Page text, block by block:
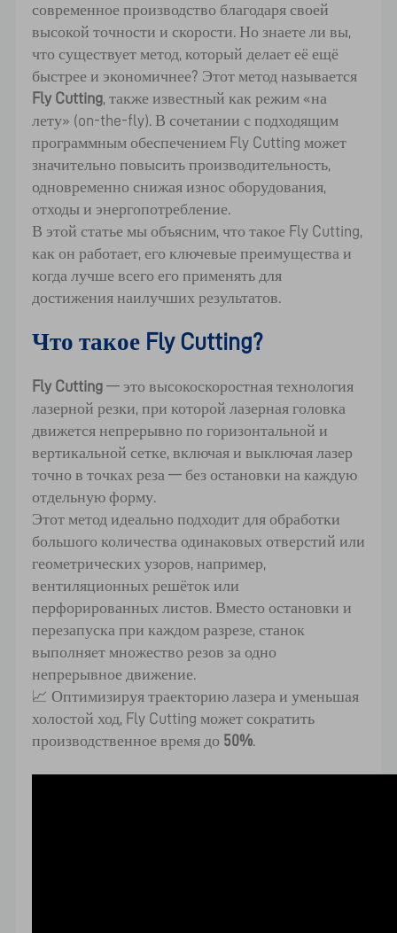
современное производство благодаря своей
высокой точности и скорости. Но знаете ли вы,
что существует метод, который делает её ещё
быстрее и экономичнее? Этот метод называется
Fly Cutting, также известный как режим «на
лету» (on-the-fly). В сочетании с подходящим
программным обеспечением Fly Cutting может
значительно повысить производительность,
одновременно снижая износ оборудования,
отходы и энергопотребление.
В этой статье мы объясним, что такое Fly Cutting,
как он работает, его ключевые преимущества и
когда лучше всего его применять для
достижения наилучших результатов.
Что такое Fly Cutting?
Fly Cutting— это высокоскоростная технология
лазерной резки, при которой лазерная головка
движется непрерывно по горизонтальной и
вертикальной сетке, включая и выключая лазер
точно в точках реза — без остановки на каждую
отдельную форму.
Этот метод идеально подходит для обработки
большого количества одинаковых отверстий или
геометрических узоров, например,
вентиляционных решёток или
перфорированных листов. Вместо остановки и
перезапуска при каждом разрезе, станок
выполняет множество резов за одно
непрерывное движение.
📈 Оптимизируя траекторию лазера и уменьшая
холостой ход, Fly Cutting может сократить
производственное время до 50%.